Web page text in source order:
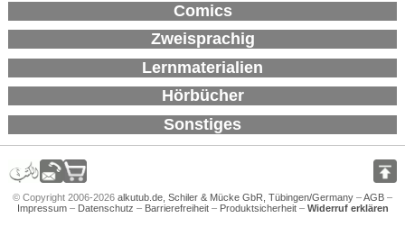
Comics
Zweisprachig
Lernmaterialien
Hörbücher
Sonstiges
© Copyright 2006-2026 alkutub.de, Schiler & Mücke GbR, Tübingen/Germany –AGB –
Impressum– Datenschutz – Barrierefreiheit– Produktsicherheit– Widerruf erklären